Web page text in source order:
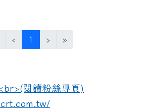
‹ 1 (current)
› »
link to https://